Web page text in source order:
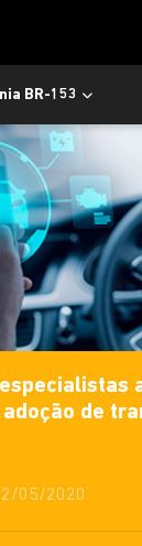
BR-153
de
05/2020